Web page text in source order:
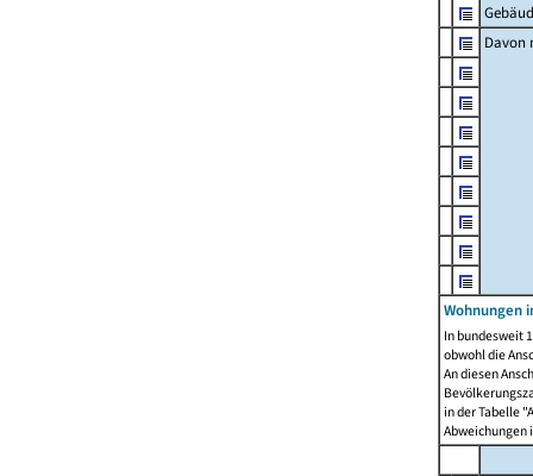
Davon
Wohnungen
In bundesweit
obwohl die
An diesen
in der Tabelle
Abweichungen